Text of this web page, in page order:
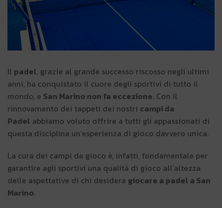
Il padel, grazie al grande successo riscosso negli ultimi
anni, ha conquistato il cuore degli sportivi di tutto il
mondo, e San Marino non fa eccezione. Con il
rinnovamento dei tappeti dei nostri campi da
Padel abbiamo voluto offrire a tutti gli appassionati di
questa disciplina un’esperienza di gioco davvero unica.
La cura dei campi da gioco è, infatti, fondamentale per
garantire agli sportivi una qualità di gioco all’altezza
delle aspettative di chi desidera giocare a padel a San
Marino.